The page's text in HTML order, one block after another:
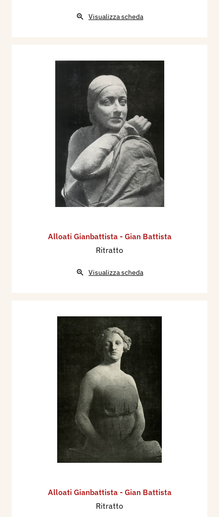
Visualizza scheda
Alloati Gianbattista - Gian Battista
Ritratto
Visualizza scheda
Alloati Gianbattista - Gian Battista
Ritratto